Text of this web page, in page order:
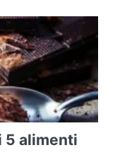
5 alimenti